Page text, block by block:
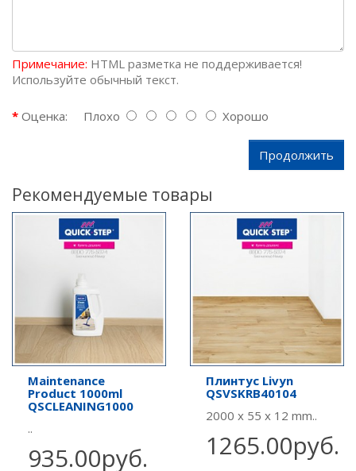
Примечание: HTML разметка не поддерживается!
Используйте обычный текст.
Оценка: Плохо Хорошо
Продолжить
Рекомендуемые товары
Maintenance
Product 1000ml
QSCLEANING1000
..
935.00руб.
Плинтус Livyn
QSVSKRB40104
2000 x 55 x 12 mm..
1265.00руб.